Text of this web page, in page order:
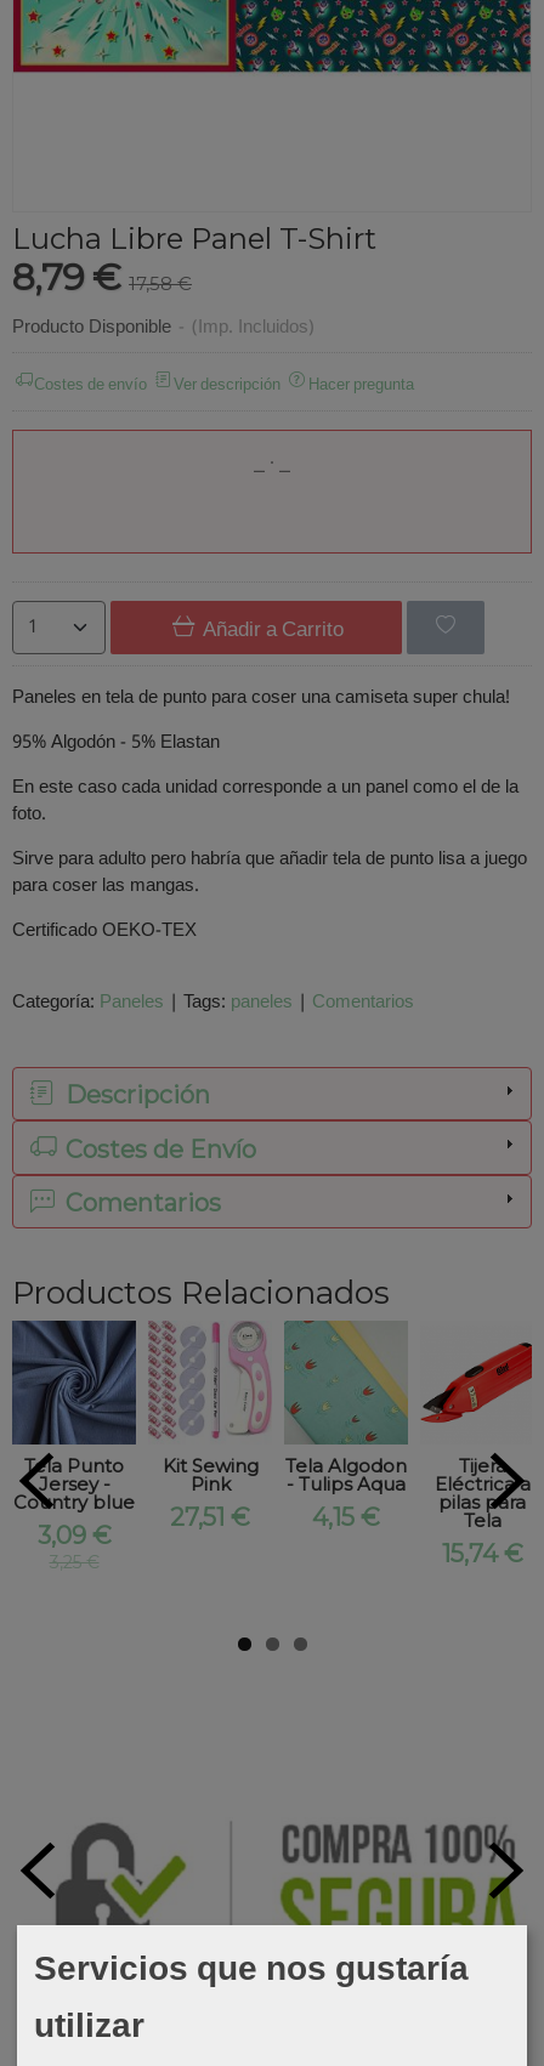
Lucha Libre Panel T-Shirt
8,79 € 17,58 €
Producto Disponible - (Imp. Incluidos)
Costes de envío Ver descripción Hacer pregunta
Añadir a Carrito
Paneles en tela de punto para coser una camiseta super chula!
95% Algodón - 5% Elastan
En este caso cada unidad corresponde a un panel como el de la
foto.
Sirve para adulto pero habría que añadir tela de punto lisa a juego
para coser las mangas.
Certificado OEKO-TEX
Categoría: Paneles | Tags: paneles | Comentarios
Descripción
Costes de Envío
Comentarios
Productos Relacionados
Tela Punto
Jersey -
Country blue
3,09 €
3,25 €
Kit Sewing
Pink
27,51 €
Tela Algodon
- Tulips Aqua
4,15 €
Tijera
Eléctrica a
pilas para
Tela
15,74 €
Servicios que nos gustaría
utilizar